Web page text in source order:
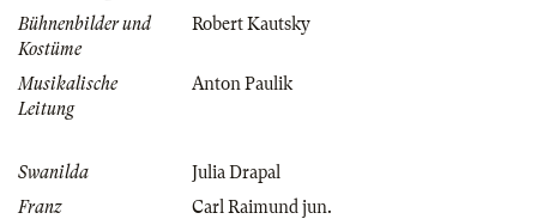
Bühnenbilder und
Kostüme
Robert Kautsky
Musikalische
Leitung
Anton Paulik
Swanilda
Julia Drapal
Franz
Carl Raimund jun.